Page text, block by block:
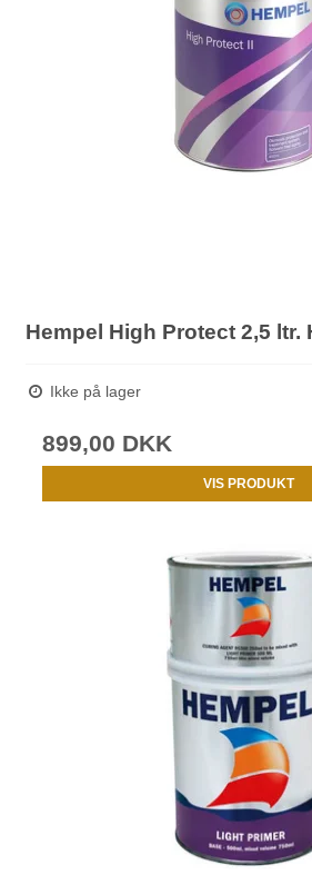
Hempel High Protect 2,5 ltr.
Ikke på lager
899,00 DKK
VIS PRODUKT